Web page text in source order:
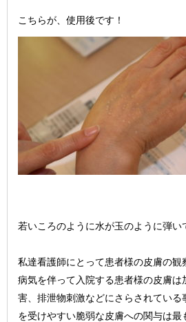
こちらが、使用後です！
若いころのように水が玉のように弾い
私達看護師にとって患者様の皮膚の観
病気を伴って入院する患者様の皮膚は
害、排泄物刺激などにさらされている
を受けやすい脆弱な皮膚への関与は最